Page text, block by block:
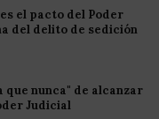
el pacto del Poder
del delito de sedición
que nunca" de alcanzar
Judicial